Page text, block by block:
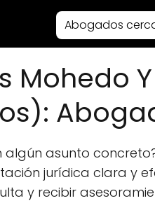
Abogados
Mohedo
algún asunto
jurídica clara y
y recibir